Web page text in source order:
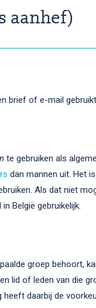
aanhef)
brief of e-mail
te gebruiken als
dan mannen uit. Het
Als dat niet
België gebruikelijk.
groep behoort,
lid of leden van die
heeft daarbij de